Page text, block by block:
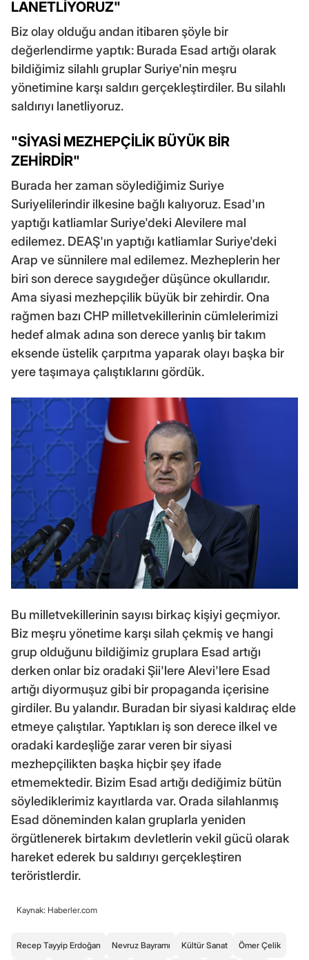
LANETLİYORUZ"
Biz olay olduğu andan itibaren şöyle bir
değerlendirme yaptık: Burada Esad artığı olarak
bildiğimiz silahlı gruplar Suriye'nin meşru
yönetimine karşı saldırı gerçekleştirdiler. Bu silahlı
saldırıyı lanetliyoruz.
"SİYASİ MEZHEPÇİLİK BÜYÜK BİR
ZEHİRDİR"
Burada her zaman söylediğimiz Suriye
Suriyelilerindir ilkesine bağlı kalıyoruz. Esad'ın
yaptığı katliamlar Suriye'deki Alevilere mal
edilemez. DEAŞ'ın yaptığı katliamlar Suriye'deki
Arap ve sünnilere mal edilemez. Mezheplerin her
biri son derece saygıdeğer düşünce okullarıdır.
Ama siyasi mezhepçilik büyük bir zehirdir. Ona
rağmen bazı CHP milletvekillerinin cümlelerimizi
hedef almak adına son derece yanlış bir takım
eksende üstelik çarpıtma yaparak olayı başka bir
yere taşımaya çalıştıklarını gördük.
Bu milletvekillerinin sayısı birkaç kişiyi geçmiyor.
Biz meşru yönetime karşı silah çekmiş ve hangi
grup olduğunu bildiğimiz gruplara Esad artığı
derken onlar biz oradaki Şii'lere Alevi'lere Esad
artığı diyormuşuz gibi bir propaganda içerisine
girdiler. Bu yalandır. Buradan bir siyasi kaldıraç elde
etmeye çalıştılar. Yaptıkları iş son derece ilkel ve
oradaki kardeşliğe zarar veren bir siyasi
mezhepçilikten başka hiçbir şey ifade
etmemektedir. Bizim Esad artığı dediğimiz bütün
söylediklerimiz kayıtlarda var. Orada silahlanmış
Esad döneminden kalan gruplarla yeniden
örgütlenerek birtakım devletlerin vekil gücü olarak
hareket ederek bu saldırıyı gerçekleştiren
teröristlerdir.
Kaynak: Haberler.com
Recep Tayyip Erdoğan Nevruz Bayramı Kültür Sanat Ömer Çelik